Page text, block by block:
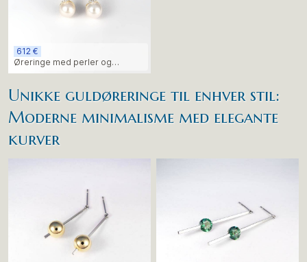
612 €
Øreringe med perler og
diamanter i 14 karat guld –
Unikke guldøreringe til enhver stil:
Moderne minimalisme med elegante
kurver